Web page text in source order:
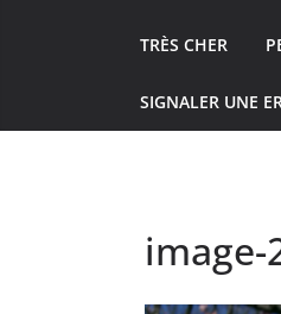
TRÈS CHER
SIGNALER UNE
image-